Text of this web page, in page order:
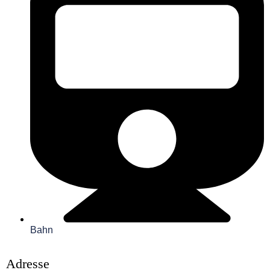
Bahn
Adresse